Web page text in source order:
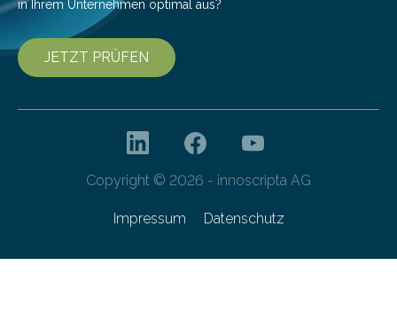
in Ihrem Unternehmen optimal aus?
JETZT PRÜFEN
Copyright © 2026 - innoscripta AG
Impressum Datenschutz